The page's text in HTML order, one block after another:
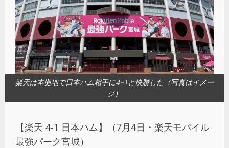
楽天は本拠地で日本ハム相手に4−1と快勝した（写真はイメー
ジ）
【楽天 4-1 日本ハム】（7月4日・楽天モバイル
最強パーク宮城）